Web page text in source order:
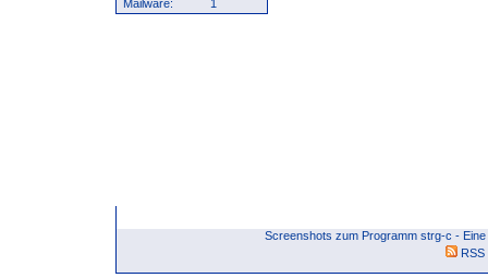
Mailware:
1
Screenshots zum Programm strg-c -